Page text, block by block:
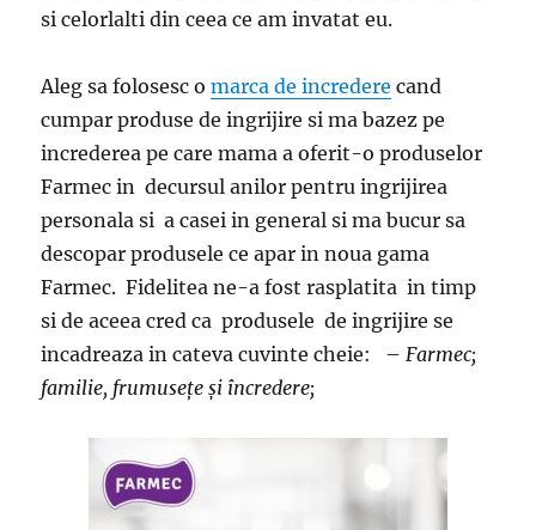
si celorlalti din ceea ce am invatat eu.
Aleg sa folosesc omarca de incredere cand
cumpar produse de ingrijire si ma bazez pe
increderea pe care mama a oferit-o produselor
Farmec in decursul anilor pentru ingrijirea
personala si a casei in general si ma bucur sa
descopar produsele ce apar in noua gama
Farmec. Fidelitea ne-a fost rasplatita in timp
si de aceea cred ca produsele de ingrijire se
incadreaza in cateva cuvinte cheie: – Farmec;
familie, frumusețe și încredere;